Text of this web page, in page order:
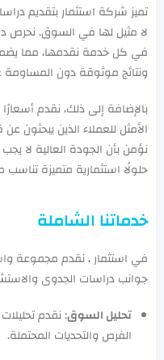
تميز شركة استثمار بتقديم
لا مثيل لها في السوق. نحرص
في كل خدمة نقدمها، مما
ونتائج موثوقة دون المساومة
بالإضافة إلى ذلك، نقدم
الأمثل للعملاء الذين يبحثون
نؤمن بأن الجودة العالية لا
حلولًا استثمارية متميزة تناسب
خدماتنا الشاملة
في استثمار ، نقدم مجموعة
جوانب دراسات الجدوى
تحليل السوق: نقدم
الفرص والتحديات المحتملة.